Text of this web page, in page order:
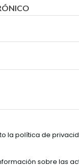
la política de
sobre las